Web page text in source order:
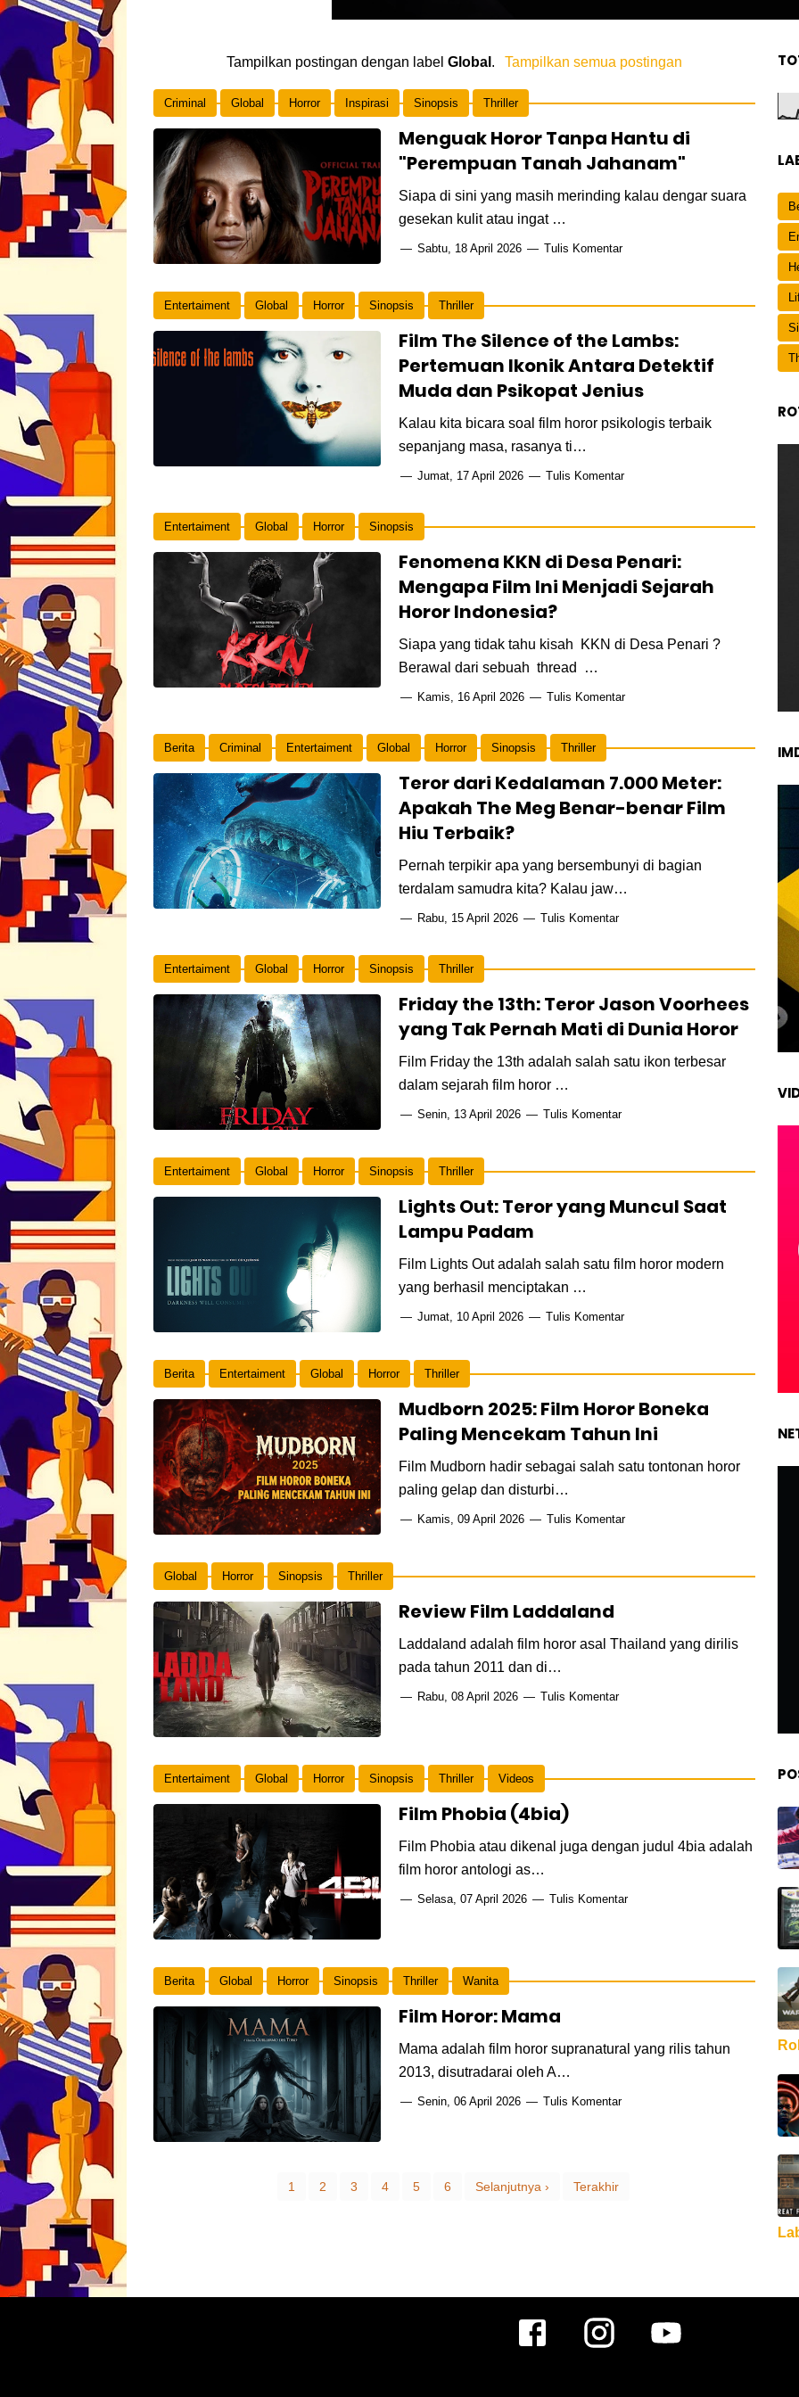
Tampilkan postingan dengan labelGlobal . Tampilkan semua postingan
Criminal Global Horror Inspirasi Sinopsis Thriller
Menguak Horor Tanpa Hantu di
"Perempuan Tanah Jahanam"
Siapa di sini yang masih merinding kalau dengar suara
gesekan kulit atau ingat …
Sabtu, 18 April 2026 Tulis Komentar
Entertaiment Global Horror Sinopsis Thriller
Film The Silence of the Lambs:
Pertemuan Ikonik Antara Detektif
Muda dan Psikopat Jenius
Kalau kita bicara soal film horor psikologis terbaik
sepanjang masa, rasanya ti…
Jumat, 17 April 2026 Tulis Komentar
Entertaiment Global Horror Sinopsis
Fenomena KKN di Desa Penari:
Mengapa Film Ini Menjadi Sejarah
Horor Indonesia?
Siapa yang tidak tahu kisah KKN di Desa Penari ?
Berawal dari sebuah thread …
Kamis, 16 April 2026 Tulis Komentar
Berita Criminal Entertaiment Global Horror Sinopsis Thriller
Teror dari Kedalaman 7.000 Meter:
Apakah The Meg Benar-benar Film
Hiu Terbaik?
Pernah terpikir apa yang bersembunyi di bagian
terdalam samudra kita? Kalau jaw…
Rabu, 15 April 2026 Tulis Komentar
Entertaiment Global Horror Sinopsis Thriller
Friday the 13th: Teror Jason Voorhees
yang Tak Pernah Mati di Dunia Horor
Film Friday the 13th adalah salah satu ikon terbesar
dalam sejarah film horor …
Senin, 13 April 2026 Tulis Komentar
Entertaiment Global Horror Sinopsis Thriller
Lights Out: Teror yang Muncul Saat
Lampu Padam
Film Lights Out adalah salah satu film horor modern
yang berhasil menciptakan …
Jumat, 10 April 2026 Tulis Komentar
Berita Entertaiment Global Horror Thriller
Mudborn 2025: Film Horor Boneka
Paling Mencekam Tahun Ini
Film Mudborn hadir sebagai salah satu tontonan horor
paling gelap dan disturbi…
Kamis, 09 April 2026 Tulis Komentar
Global Horror Sinopsis Thriller
Review Film Laddaland
Laddaland adalah film horor asal Thailand yang dirilis
pada tahun 2011 dan di…
Rabu, 08 April 2026 Tulis Komentar
Entertaiment Global Horror Sinopsis Thriller Videos
Film Phobia (4bia)
Film Phobia atau dikenal juga dengan judul 4bia adalah
film horor antologi as…
Selasa, 07 April 2026 Tulis Komentar
Berita Global Horror Sinopsis Thriller Wanita
Film Horor: Mama
Mama adalah film horor supranatural yang rilis tahun
2013, disutradarai oleh A…
Senin, 06 April 2026 Tulis Komentar
1 2 3 4 5 6 Selanjutnya › Terakhir